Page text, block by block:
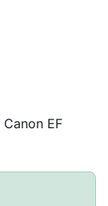
Canon EF